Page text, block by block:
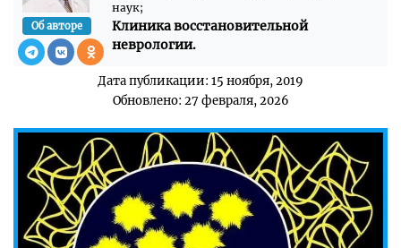
наук;
Клиника восстановительной
неврологии.
Об авторе
Дата публикации: 15 ноября, 2019
Обновлено: 27 февраля, 2026